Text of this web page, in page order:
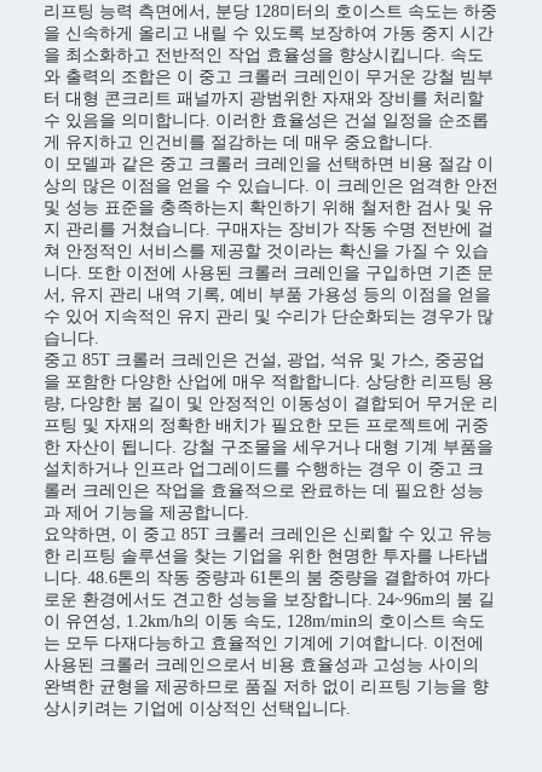
리프팅 능력 측면에서, 분당 128미터의 호이스트 속도는 하중
을 신속하게 올리고 내릴 수 있도록 보장하여 가동 중지 시간
을 최소화하고 전반적인 작업 효율성을 향상시킵니다. 속도
와 출력의 조합은 이 중고 크롤러 크레인이 무거운 강철 빔부
터 대형 콘크리트 패널까지 광범위한 자재와 장비를 처리할
수 있음을 의미합니다. 이러한 효율성은 건설 일정을 순조롭
게 유지하고 인건비를 절감하는 데 매우 중요합니다.
이 모델과 같은 중고 크롤러 크레인을 선택하면 비용 절감 이
상의 많은 이점을 얻을 수 있습니다. 이 크레인은 엄격한 안전
및 성능 표준을 충족하는지 확인하기 위해 철저한 검사 및 유
지 관리를 거쳤습니다. 구매자는 장비가 작동 수명 전반에 걸
쳐 안정적인 서비스를 제공할 것이라는 확신을 가질 수 있습
니다. 또한 이전에 사용된 크롤러 크레인을 구입하면 기존 문
서, 유지 관리 내역 기록, 예비 부품 가용성 등의 이점을 얻을
수 있어 지속적인 유지 관리 및 수리가 단순화되는 경우가 많
습니다.
중고 85T 크롤러 크레인은 건설, 광업, 석유 및 가스, 중공업
을 포함한 다양한 산업에 매우 적합합니다. 상당한 리프팅 용
량, 다양한 붐 길이 및 안정적인 이동성이 결합되어 무거운 리
프팅 및 자재의 정확한 배치가 필요한 모든 프로젝트에 귀중
한 자산이 됩니다. 강철 구조물을 세우거나 대형 기계 부품을
설치하거나 인프라 업그레이드를 수행하는 경우 이 중고 크
롤러 크레인은 작업을 효율적으로 완료하는 데 필요한 성능
과 제어 기능을 제공합니다.
요약하면, 이 중고 85T 크롤러 크레인은 신뢰할 수 있고 유능
한 리프팅 솔루션을 찾는 기업을 위한 현명한 투자를 나타냅
니다. 48.6톤의 작동 중량과 61톤의 붐 중량을 결합하여 까다
로운 환경에서도 견고한 성능을 보장합니다. 24~96m의 붐 길
이 유연성, 1.2km/h의 이동 속도, 128m/min의 호이스트 속도
는 모두 다재다능하고 효율적인 기계에 기여합니다. 이전에
사용된 크롤러 크레인으로서 비용 효율성과 고성능 사이의
완벽한 균형을 제공하므로 품질 저하 없이 리프팅 기능을 향
상시키려는 기업에 이상적인 선택입니다.